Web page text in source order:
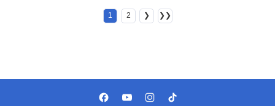
1 2 ❯ ❯❯